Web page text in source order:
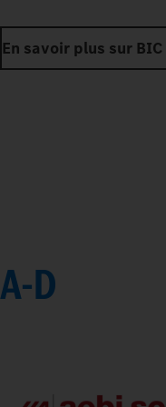
En savoir plus sur
A-D